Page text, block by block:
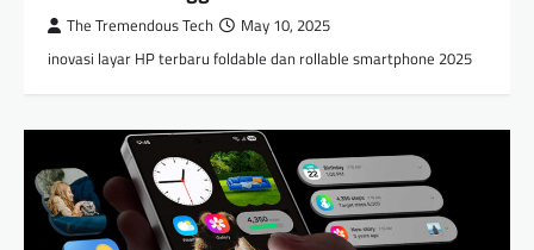
The Tremendous Tech May 10, 2025
inovasi layar HP terbaru foldable dan rollable smartphone 2025